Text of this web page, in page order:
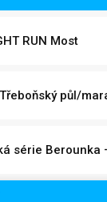
RUN Most
půl/
série Berounka